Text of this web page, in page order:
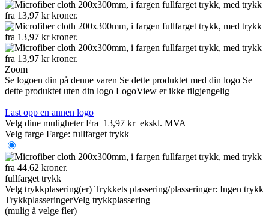
Zoom
Se logoen din på denne varen Se dette produktet med din logo Se
dette produktet uten din logo LogoView er ikke tilgjengelig
Last opp en annen logo
Velg dine muligheter Fra 13,97 kr ekskl. MVA
Velg farge Farge: fullfarget trykk
fullfarget trykk
Velg trykkplasering(er) Trykkets plassering/plasseringer: Ingen trykk
TrykkplasseringerVelg trykkplassering
(mulig å velge fler)